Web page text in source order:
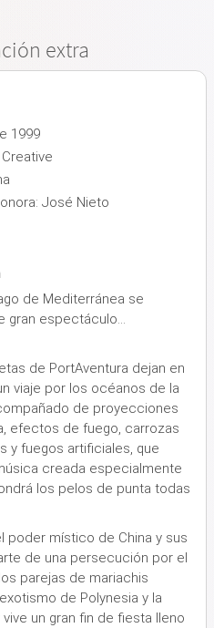
extra
1999
José Nieto
de Mediterránea se
gran espectáculo...
de PortAventura dejan en
viaje por los océanos de la
de proyecciones
efectos de fuego, carrozas
y fuegos artificiales, que
creada especialmente
los pelos de punta todas
poder místico de China y sus
de una persecución por el
parejas de mariachis
de Polynesia y la
un gran fin de fiesta lleno